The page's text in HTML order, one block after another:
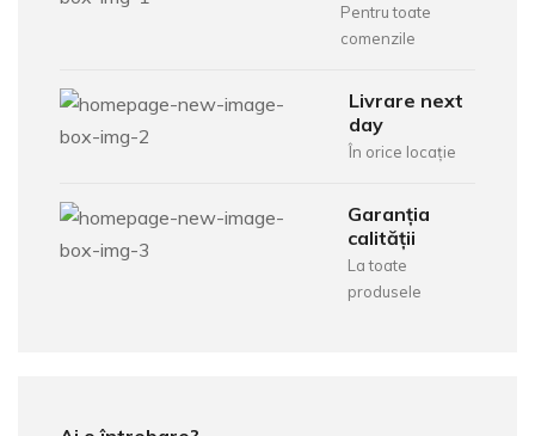
Pentru toate
comenzile
Livrare next
day
În orice locație
Garanția
calității
La toate
produsele